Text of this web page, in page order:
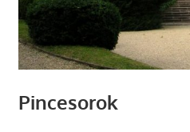
Pincesorok